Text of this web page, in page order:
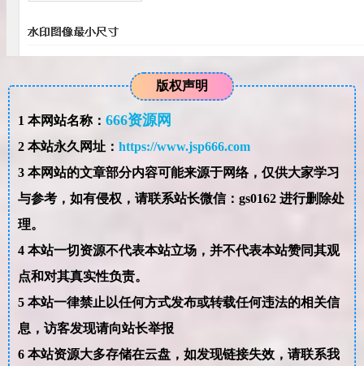
版权声明
1 本网站名称： 666资源网
2本站永久网址： https://www.jsp666.com
3本网站的文章部分内容可能来源于网络，仅供大家学习
与参考，如有侵权，请联系站长微信：gs0162 进行删除处
理。
4本站一切资源不代表本站立场，并不代表本站赞同其观
点和对其真实性负责。
5本站一律禁止以任何方式发布或转载任何违法的相关信
息，访客发现请向站长举报
6本站资源大多存储在云盘，如发现链接失效，请联系我